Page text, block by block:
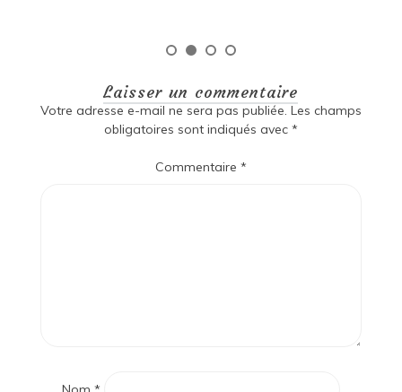
Laisser un commentaire
Votre adresse e-mail ne sera pas publiée. Les champs
obligatoires sont indiqués avec *
Commentaire *